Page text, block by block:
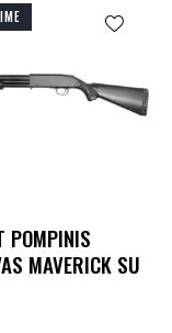
POMPINIS
MAVERICK SU